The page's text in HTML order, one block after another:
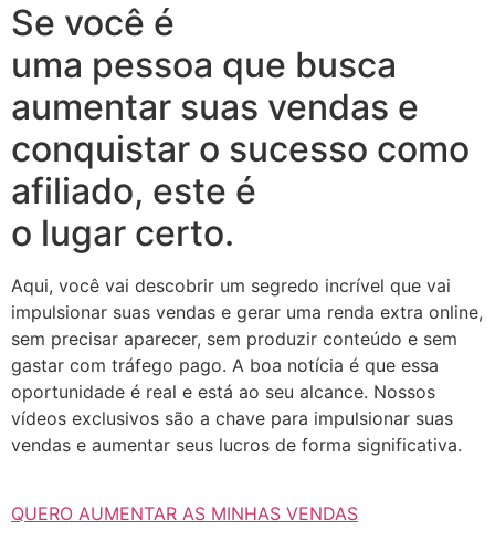
Se você é
uma pessoa que busca
aumentar suas vendas e
conquistar o sucesso como
afiliado, este é
o lugar certo.
Aqui, você vai descobrir um segredo incrível que vai
impulsionar suas vendas e gerar uma renda extra online,
sem precisar aparecer, sem produzir conteúdo e sem
gastar com tráfego pago. A boa notícia é que essa
oportunidade é real e está ao seu alcance. Nossos
vídeos exclusivos são a chave para impulsionar suas
vendas e aumentar seus lucros de forma significativa.
QUERO AUMENTAR AS MINHAS VENDAS